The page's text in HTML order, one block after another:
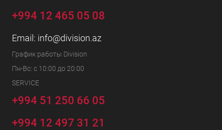
+994 12 465 05 08
Email: info@division.az
График работы Division
Пн-Вс: с 10:00 до 20:00
SERVICE
+994 51 250 66 05
+994 12 497 31 21